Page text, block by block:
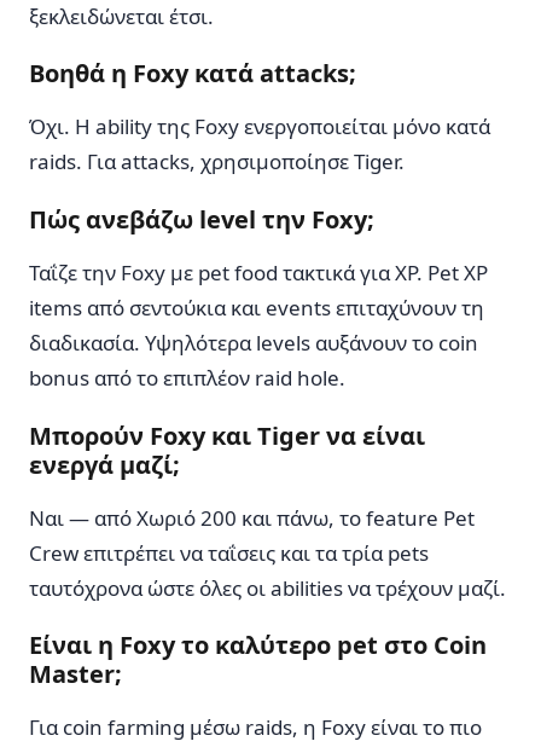
ξεκλειδώνεται έτσι.
Βοηθά η Foxy κατά attacks;
Όχι. Η ability της Foxy ενεργοποιείται μόνο κατά
raids. Για attacks, χρησιμοποίησε Tiger.
Πώς ανεβάζω level την Foxy;
Ταΐζε την Foxy με pet food τακτικά για XP. Pet XP
items από σεντούκια και events επιταχύνουν τη
διαδικασία. Υψηλότερα levels αυξάνουν το coin
bonus από το επιπλέον raid hole.
Μπορούν Foxy και Tiger να είναι
ενεργά μαζί;
Ναι — από Χωριό 200 και πάνω, το feature Pet
Crew επιτρέπει να ταΐσεις και τα τρία pets
ταυτόχρονα ώστε όλες οι abilities να τρέχουν μαζί.
Είναι η Foxy το καλύτερο pet στο Coin
Master;
Για coin farming μέσω raids, η Foxy είναι το πιο